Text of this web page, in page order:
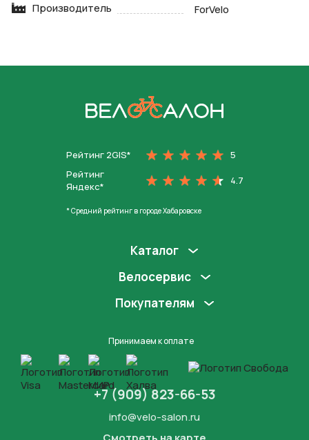
Производитель ForVelo
Рейтинг 2GIS*
5
Рейтинг
Яндекс*
4.7
* Средний рейтинг в городе Хабаровске
Каталог
Велосервис
Покупателям
Принимаем к оплате
+7 (909) 823-66-53
info@velo-salon.ru